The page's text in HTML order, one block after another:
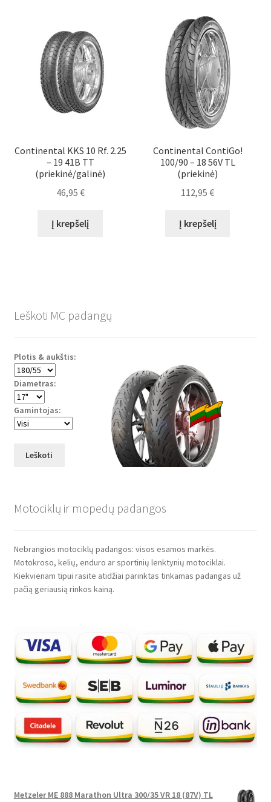
Continental KKS 10 Rf. 2.25
– 19 41B TT
(priekinė/galinė)
46,95 €
Į krepšelį
Continental ContiGo!
100/90 – 18 56V TL
(priekinė)
112,95€
Į krepšelį
Leškoti MC padangų
Plotis & aukštis:
Diametras:
Gamintojas:
Leškoti
Motociklų ir mopedų padangos
Nebrangios motociklų padangos: visos esamos markės.
Motokroso, kelių, enduro ar sportinių lenktynių motociklai.
Kiekvienam tipui rasite atidžiai parinktas tinkamas padangas už
pačią geriausią rinkos kainą.
Metzeler ME 888 Marathon Ultra 300/35 VR 18 (87V) TL